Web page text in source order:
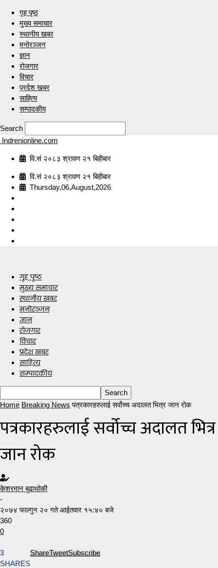
गृह पृष्ठ
मुख्य समाचार
स्थानीय खबर
मनोरञ्जन
ज्ञान
रोजगार
विचार
प्रदेश खबर
साहित्य
सम्पादकीय
Search
Indrenionline.com
वि.सं २०८३ श्रावण २१ बिहीबार
वि.सं २०८३ श्रावण २१ बिहीबार
Thursday,06,August,2026
गृह पृष्ठ
मुख्य समाचार
स्थानीय खबर
मनोरञ्जन
ज्ञान
रोजगार
विचार
प्रदेश खबर
साहित्य
सम्पादकीय
Home Breaking News पत्रकारहरुलाई सर्वोच्च अदालत भित्र जान रोक
पत्रकारहरुलाई सर्वोच्च अदालत भित्र
जान रोक
केशरमान बुढाथोकी
-
२०७४ फाल्गुन २० गते आईतवार १५:४० बजे
360
0
3
SHARES
ShareTweetSubscribe